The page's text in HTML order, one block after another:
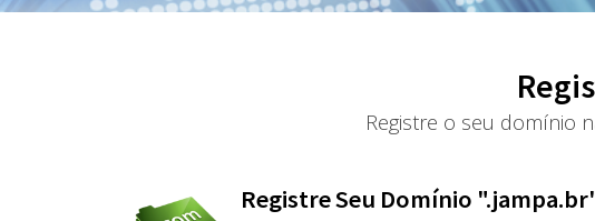
Registre o seu domínio
Registre Seu Domínio